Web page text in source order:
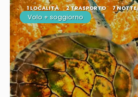
1 LOCALITÀ 2 TRASPORTO 7
Volo + soggiorno